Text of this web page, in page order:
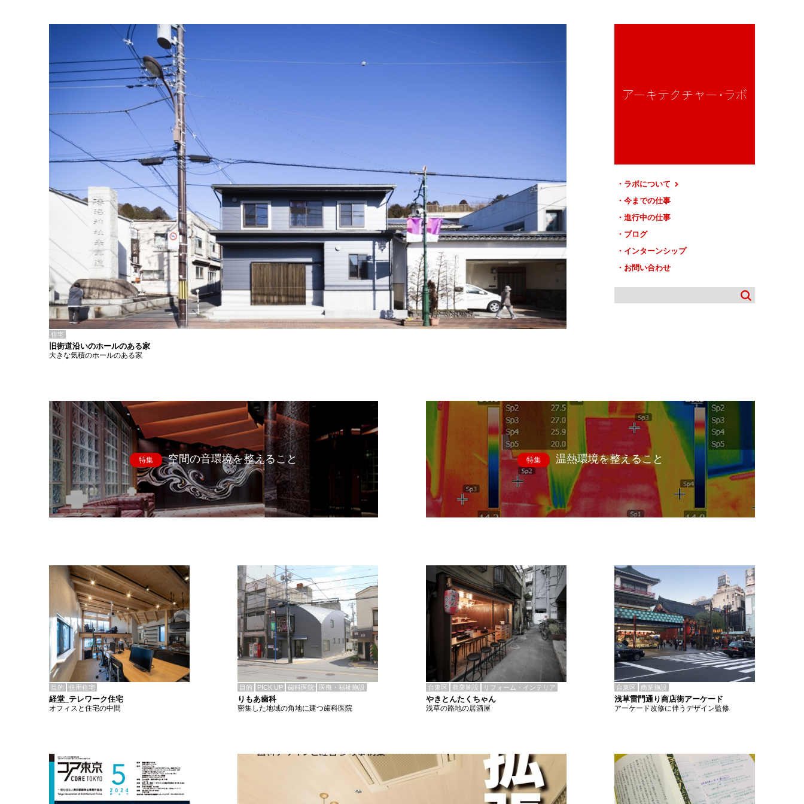
ラボについて
今までの仕事
進行中の仕事
ブログ
インターンシップ
お問い合わせ
住宅
旧街道沿いのホールのある家
大きな気積のホールのある家
特集 空間の音環境を整えること 特集 温熱環境を整えること
目的 併用住宅
経堂_テレワーク住宅
オフィスと住宅の中間
目的 PICK UP 歯科医院 医療・福祉施設
りもあ歯科
密集した地域の角地に建つ歯科医院
台東区 商業施設 リフォーム・インテリア
やきとんたくちゃん
浅草の路地の居酒屋
台東区 商業施設
浅草雷門通り商店街アーケード
アーケード改修に伴うデザイン監修